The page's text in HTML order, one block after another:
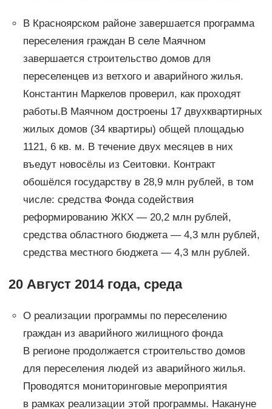
В Красноярском районе завершается программа
переселения граждан В селе Маячном
завершается строительство домов для
переселенцев из ветхого и аварийного жилья.
Константин Маркелов проверил, как проходят
работы.В Маячном достроены 17 двухквартирных
жилых домов (34 квартиры) общей площадью
1121, 6 кв. м. В течение двух месяцев в них
въедут новосёлы из Сеитовки. Контракт
обошёлся государству в 28,9 млн рублей, в том
числе: средства Фонда содействия
реформированию ЖКХ — 20,2 млн рублей,
средства областного бюджета — 4,3 млн рублей,
средства местного бюджета — 4,3 млн рублей.
20 Август 2014 года, среда
О реализации программы по переселению
граждан из аварийного жилищного фонда
В регионе продолжается строительство домов
для переселения людей из аварийного жилья.
Проводятся мониторинговые мероприятия
в рамках реализации этой программы. Накануне